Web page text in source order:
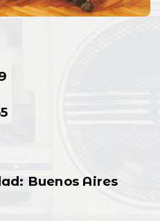
Buenos Aires